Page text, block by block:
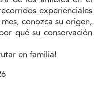
experienciales
conozca su origen,
qué su conservación
en familia!